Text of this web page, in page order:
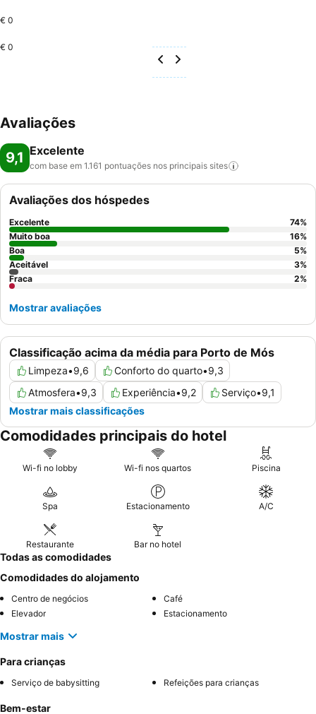
€ 0
€ 0
Avaliações
9,1 Excelente
com base em 1.161 pontuações nos principais sites
Classificação acima da média para Porto de Mós
Limpeza•9,6 Conforto do quarto•9,3
Atmosfera•9,3 Experiência•9,2 Serviço•9,1
Mostrar mais classificações
Avaliações dos hóspedes
Excelente 74%
Muito boa
16%
Boa
5%
Aceitável
3%
Fraca
2%
Mostrar avaliações
Comodidades principais do hotel
Wi-fi no lobby Wi-fi nos quartos Piscina
Spa Estacionamento A/C
Restaurante Bar no hotel
Todas as comodidades
Comodidades do alojamento
Centro de negócios
Café
Elevador
Estacionamento
Mostrar mais
Para crianças
Serviço de babysitting Refeições para crianças
Bem-estar